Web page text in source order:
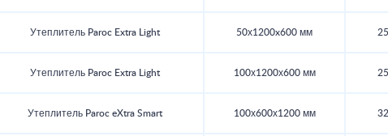
Утеплитель Paroc Extra Light 50х1200x600 мм
Утеплитель Paroc Extra Light 100х1200х600 мм
Утеплитель Paroc eXtra Smart 100х600х1200 мм